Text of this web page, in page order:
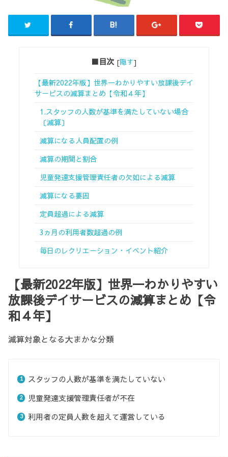
■目次 [隠す]
【最新2022年版】世界一わかりやすい放課後デイ
サービスの減算まとめ【令和４年】
1.スタッフの人数が基準を満たしていない場合
〔減算〕
減算になる人員配置の例
減算の期間と割合
児童発達支援管理責任者の欠如による減算
減算になる要因
定員超過による減算
3ヵ月の利用者数超過の例
毎日のレクリエーション・イベント紹介
【最新2022年版】世界一わかりやすい
放課後デイサービスの減算まとめ【令
和４年】
減算対象となる大まかな分類
スタッフの人数が基準を満たしていない
児童発達支援管理責任者が不在
利用者の定員人数を超えて運営している